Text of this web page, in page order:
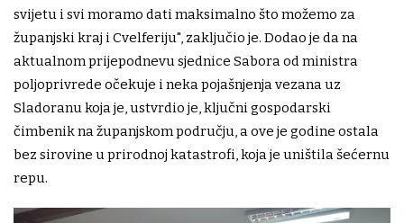
svijetu i svi moramo dati maksimalno što možemo za
županjski kraj i Cvelferiju", zaključio je. Dodao je da na
aktualnom prijepodnevu sjednice Sabora od ministra
poljoprivrede očekuje i neka pojašnjenja vezana uz
Sladoranu koja je, ustvrdio je, ključni gospodarski
čimbenik na županjskom području, a ove je godine ostala
bez sirovine u prirodnoj katastrofi, koja je uništila šećernu
repu.